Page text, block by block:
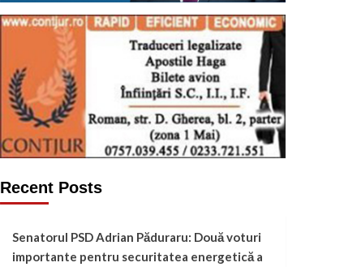
Recent Posts
Senatorul PSD Adrian Păduraru: Două voturi
importante pentru securitatea energetică a